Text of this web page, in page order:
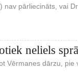
nav pārliecināts, vai
neliels
Vērmanes dārzu, pie